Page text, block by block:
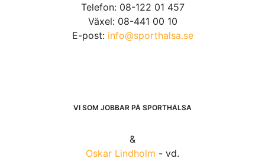
Telefon: 08-122 01 457
Växel: 08-441 00 10
E-post: info@sporthalsa.se
VI SOM JOBBAR PÅ SPORTHÄLSA
&
Oskar Lindholm - vd.